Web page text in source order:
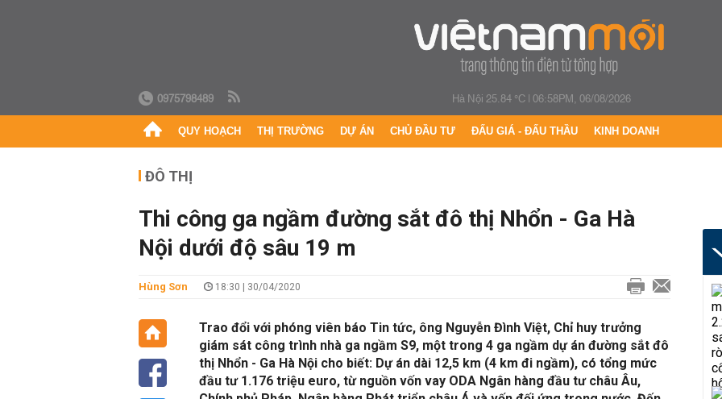
0975798489 Hà Nội 25.84 °C|06:58PM, 06/08/2026
QUY HOẠCH THỊ TRƯỜNG DỰ ÁN CHỦ ĐẦU TƯ ĐẤU GIÁ - ĐẤU THẦU KINH DOANH
ĐÔ THỊ
Thi công ga ngầm đường sắt đô thị Nhổn - Ga Hà
Nội dưới độ sâu 19 m
Hùng Sơn 18:30 | 30/04/2020
Trao đổi với phóng viên báo Tin tức, ông Nguyễn Đình Việt, Chỉ huy trưởng
giám sát công trình nhà ga ngầm S9, một trong 4 ga ngầm dự án đường sắt đô
thị Nhổn - Ga Hà Nội cho biết: Dự án dài 12,5 km (4 km đi ngầm), có tổng mức
đầu tư 1.176 triệu euro, từ nguồn vốn vay ODA Ngân hàng đầu tư châu Âu,